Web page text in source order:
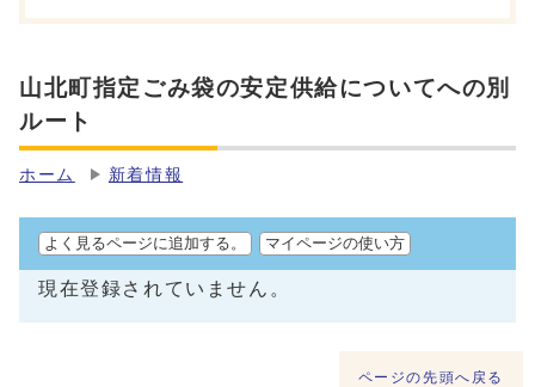
山北町指定ごみ袋の安定供給についてへの別
ルート
ホーム 新着情報
よく見るページに追加する。 マイページの使い方
現在登録されていません。
ページの先頭へ戻る